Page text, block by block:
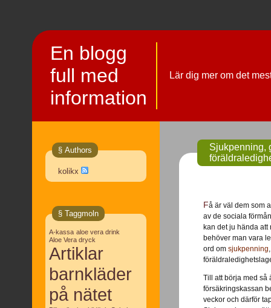
En blogg
full med
information
Lär dig mer om det
§ Authors
kolikx
§ Taggmoln
A-kassa aloe vera drink
Aloe Vera dryck
Artiklar
barnkläder
på nätet
Sjukpenning,
Få är väl dem som aldrig vari sjuk eller behövt utnyttja någon
av de sociala
kan det ju hända
behöver man vara
ord om sjukpenning
Till att börja med så
försäkringskassan
veckor och därför